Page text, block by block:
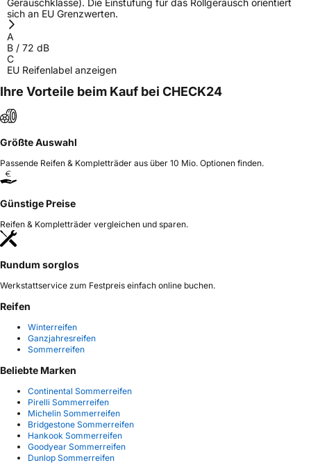
sich an EU Grenzwerten.
A
B / 72 dB
C
EU Reifenlabel anzeigen
Ihre Vorteile beim Kauf bei CHECK24
Größte Auswahl
Passende Reifen & Kompletträder aus über 10 Mio. Optionen finden.
Günstige Preise
Reifen & Kompletträder vergleichen und sparen.
Rundum sorglos
Werkstattservice zum Festpreis einfach online buchen.
Reifen
Winterreifen
Ganzjahresreifen
Sommerreifen
Beliebte Marken
Continental Sommerreifen
Pirelli Sommerreifen
Michelin Sommerreifen
Bridgestone Sommerreifen
Hankook Sommerreifen
Goodyear Sommerreifen
Dunlop Sommerreifen